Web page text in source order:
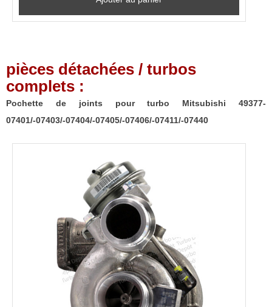
pièces détachées / turbos
complets :
Pochette de joints pour turbo Mitsubishi 49377-
07401/-07403/-07404/-07405/-07406/-07411/-07440